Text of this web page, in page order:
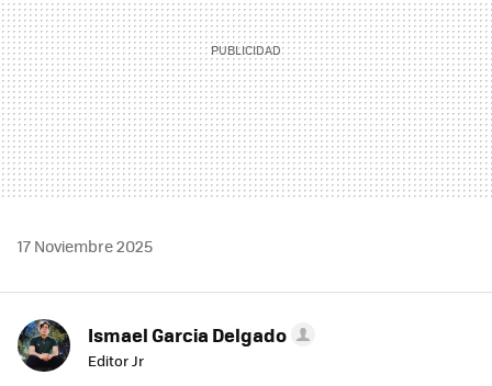
17 Noviembre 2025
Ismael Garcia Delgado
Editor Jr